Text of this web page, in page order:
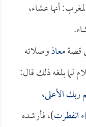
أنها عشاء،
قصةمعاذوصلاته
لما بلغه ذلك قال:
الأعلى،
انفطرت)، فأرشده